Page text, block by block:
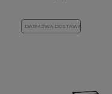
DARMOWA DOSTAWA